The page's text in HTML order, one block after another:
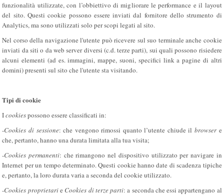
funzionalità utilizzate, con l’obbiettivo di migliorare le performance e il layout
del sito. Questi cookie possono essere inviati dal fornitore dello strumento di
Analytics, ma sono utilizzati solo per scopi legati al sito.
Nel corso della navigazione l'utente può ricevere sul suo terminale anche cookie
inviati da siti o da web server diversi (c.d. terze parti), sui quali possono risiedere
alcuni elementi (ad es. immagini, mappe, suoni, specifici link a pagine di altri
domini) presenti sul sito che l'utente sta visitando.
Tipi di cookie
Icookiespossono essere classificati in:
-Cookies di sessione: che vengono rimossi quanto l’utente chiude il browsere
che, pertanto, hanno una durata limitata alla tua visita;
-Cookies permanenti: che rimangono nel dispositivo utilizzato per navigare in
Internet per un tempo determinato. Questi cookie hanno date di scadenza tipiche
e, pertanto, la loro durata varia a seconda del cookie utilizzato.
-Cookies proprietarie Cookies di terze parti: a seconda che essi appartengano al